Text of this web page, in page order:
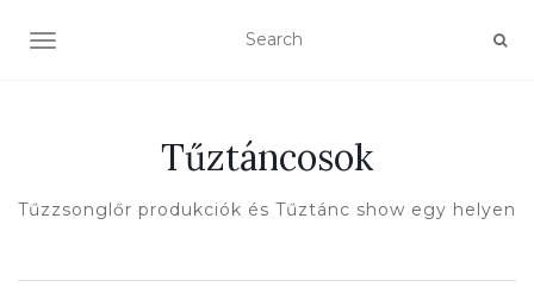
TOGGLE NAVIGATION
Tűztáncosok
Tűzzsonglőr produkciók és Tűztánc show egy helyen